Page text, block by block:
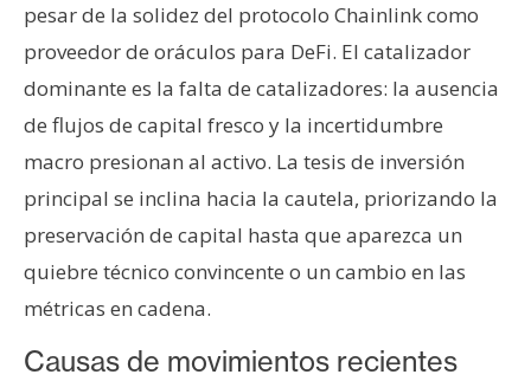
o
n
t
a
c
t
o
y
P
b
pesar de la solidez del protocolo Chainlink como
proveedor de oráculos para DeFi. El catalizador
dominante es la falta de catalizadores: la ausencia
de flujos de capital fresco y la incertidumbre
macro presionan al activo. La tesis de inversión
principal se inclina hacia la cautela, priorizando la
preservación de capital hasta que aparezca un
quiebre técnico convincente o un cambio en las
métricas en cadena.
Causas de movimientos recientes